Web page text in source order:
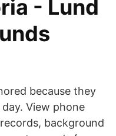
- Lund
because they
View phone
background